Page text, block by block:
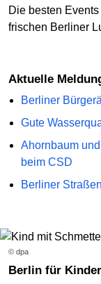
Die besten
frischen Berliner
Aktuelle
Berliner
Gute
Ahornbaum
beim CSD
Berliner
© dpa
Berlin für Kinder